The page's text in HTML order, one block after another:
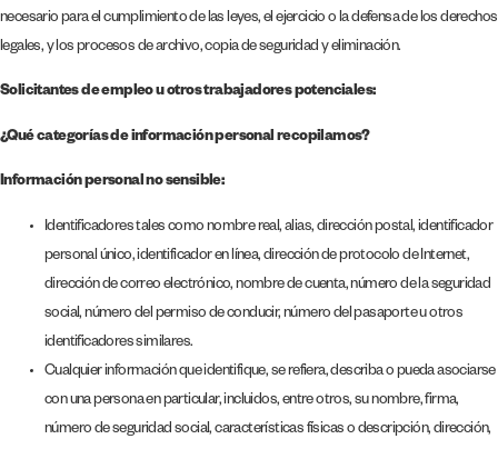
necesario para el cumplimiento de las leyes, el ejercicio o la defensa de los derechos
legales, y los procesos de archivo, copia de seguridad y eliminación.
Solicitantes de empleo u otros trabajadores potenciales:
¿Qué categorías de información personal recopilamos?
Información personal no sensible:
Identificadores tales como nombre real, alias, dirección postal, identificador
personal único, identificador en línea, dirección de protocolo de Internet,
dirección de correo electrónico, nombre de cuenta, número de la seguridad
social, número del permiso de conducir, número del pasaporte u otros
identificadores similares.
Cualquier información que identifique, se refiera, describa o pueda asociarse
con una persona en particular, incluidos, entre otros, su nombre, firma,
número de seguridad social, características físicas o descripción, dirección,